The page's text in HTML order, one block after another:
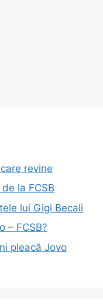
revine
la FCSB
lui Gigi Becali
– FCSB?
pleacă Jovo